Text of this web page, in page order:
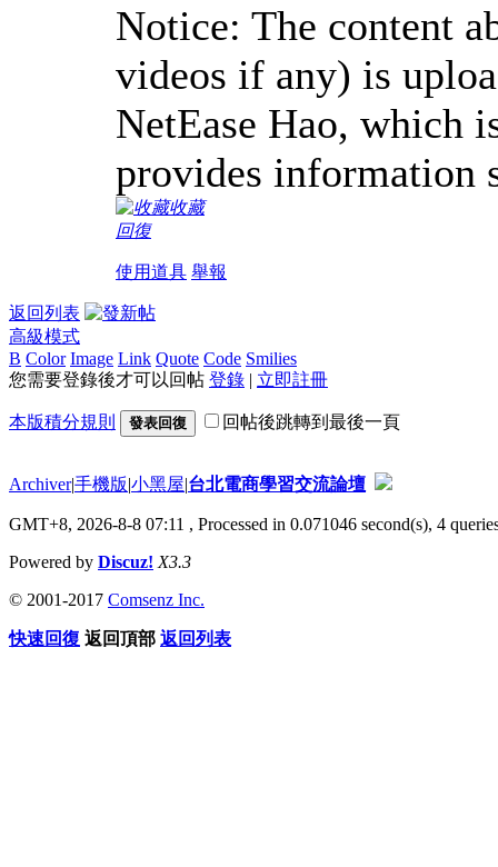
Notice: The content
videos if any) is
NetEase Hao, which
provides information
收藏
回復
使用道具 舉報
返回列表
高級模式
B Color Image Link Quote Code Smilies
您需要登錄後才可以回帖 登錄 | 立即註冊
本版積分規則 發表回復 回帖後跳轉到最後一頁
Archiver|手機版|小黑屋|台北電商學習交流論壇
GMT+8, 2026-8-8 07:11 , Processed in 0.071046 second(s), 4
Powered by Discuz! X3.3
© 2001-2017 Comsenz Inc.
快速回復 返回頂部 返回列表